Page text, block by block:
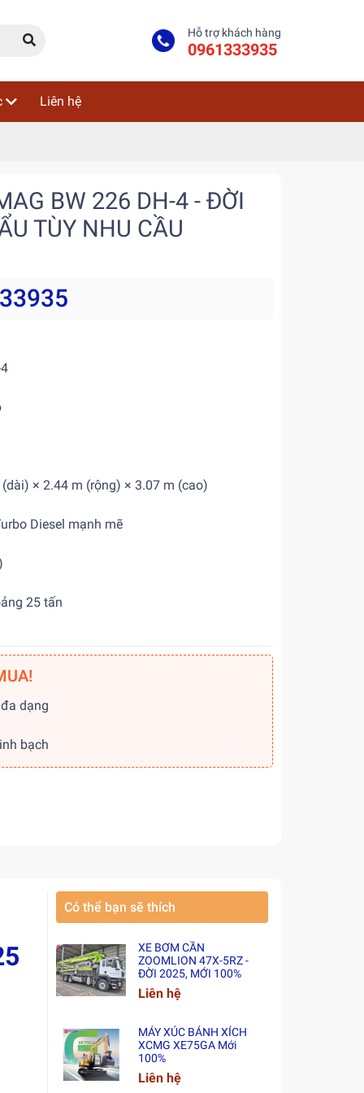
Hỗ trợ khách hàng
0961333935
Liên hệ
BW 226 DH-4 - ĐỜI
TÙY NHU CẦU
× 2.44 m (rộng) × 3.07 m (cao)
Diesel mạnh mẽ
25 tấn
dạng
bạch
Có thể bạn sẽ thích
XE BƠM CẦN
ZOOMLION 47X-5RZ -
ĐỜI 2025, MỚI 100%
Liên hệ
MÁY XÚC BÁNH XÍCH
XCMG XE75GA Mới
100%
Liên hệ